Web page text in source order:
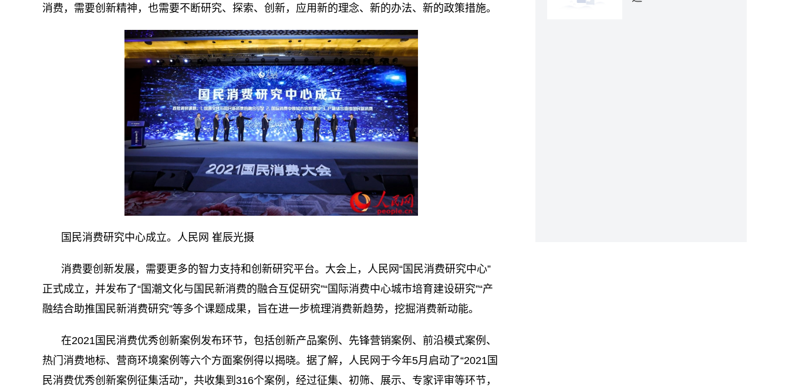
消费，需要创新精神，也需要不断研究、探索、创新，应用新的理念、新的办法、新的政策措施。
国民消费研究中心成立。人民网 崔辰光摄
消费要创新发展，需要更多的智力支持和创新研究平台。大会上，人民网“国民消费研究中心”
正式成立，并发布了“国潮文化与国民新消费的融合互促研究”“国际消费中心城市培育建设研究”“产
融结合助推国民新消费研究”等多个课题成果，旨在进一步梳理消费新趋势，挖掘消费新动能。
在2021国民消费优秀创新案例发布环节，包括创新产品案例、先锋营销案例、前沿模式案例、
热门消费地标、营商环境案例等六个方面案例得以揭晓。据了解，人民网于今年5月启动了“2021国
民消费优秀创新案例征集活动”，共收集到316个案例，经过征集、初筛、展示、专家评审等环节，